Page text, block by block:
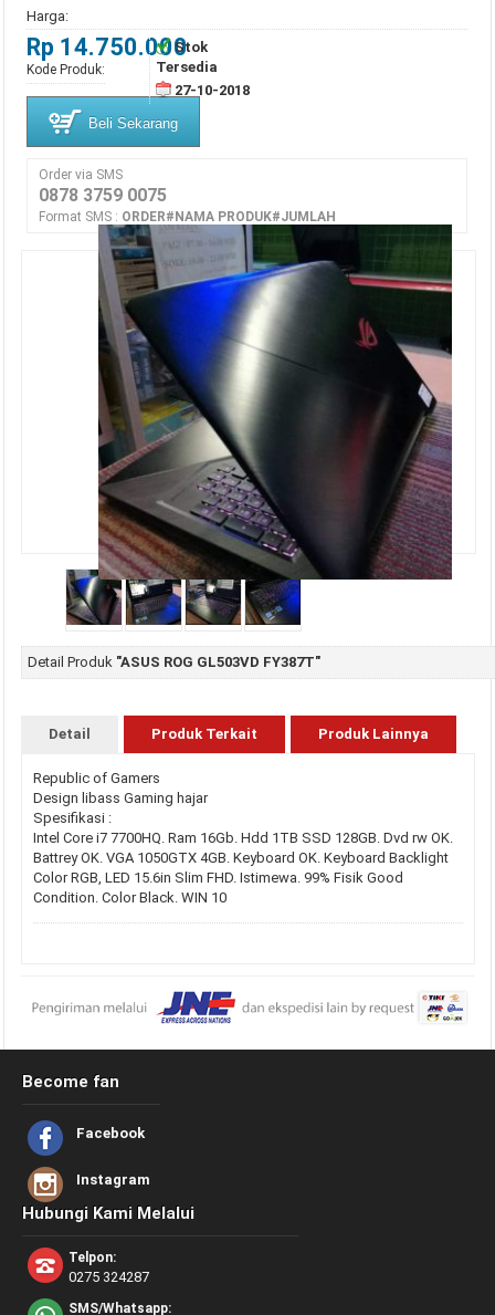
Harga:
Rp 14.750.000
Kode Produk:
Stok
Tersedia
27-10-2018
Beli Sekarang
Order via SMS
0878 3759 0075
Format SMS : ORDER#NAMA PRODUK#JUMLAH
Detail Produk "ASUS ROG GL503VD FY387T"
Detail Produk Terkait Produk Lainnya
Republic of Gamers
Design libass Gaming hajar
Spesifikasi :
Intel Core i7 7700HQ. Ram 16Gb. Hdd 1TB SSD 128GB. Dvd rw OK.
Battrey OK. VGA 1050GTX 4GB. Keyboard OK. Keyboard Backlight
Color RGB, LED 15.6in Slim FHD. Istimewa. 99% Fisik Good
Condition. Color Black. WIN 10
Become fan
Facebook
Instagram
Hubungi Kami Melalui
Telpon:
0275 324287
SMS/Whatsapp: